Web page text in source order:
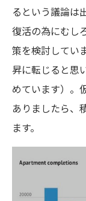
るという議論は
復活の為にむし
策を検討してい
昇に転じると思
めています）。
ありましたら、
ます。